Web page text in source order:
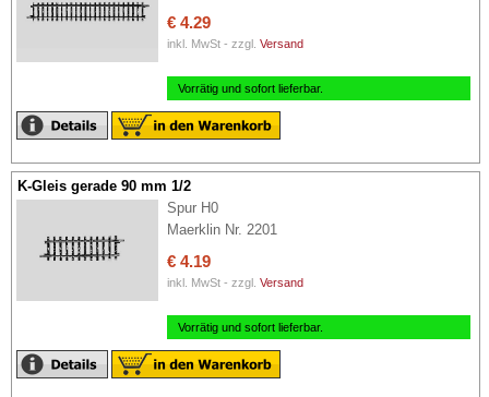
€ 4.29
inkl. MwSt - zzgl. Versand
Vorrätig und sofort lieferbar.
K-Gleis gerade 90 mm 1/2
Spur H0
Maerklin Nr. 2201
€ 4.19
inkl. MwSt - zzgl. Versand
Vorrätig und sofort lieferbar.